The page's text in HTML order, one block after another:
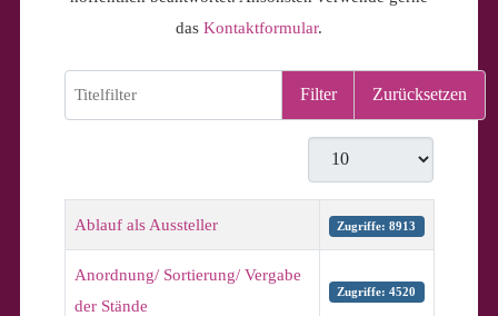
das Kontaktformular.
Filter Zurücksetzen
Anzeige #
Titel Zugriffe
Ablauf als Aussteller Zugriffe: 8913
Anordnung/ Sortierung/ Vergabe
der Stände
Zugriffe: 4520